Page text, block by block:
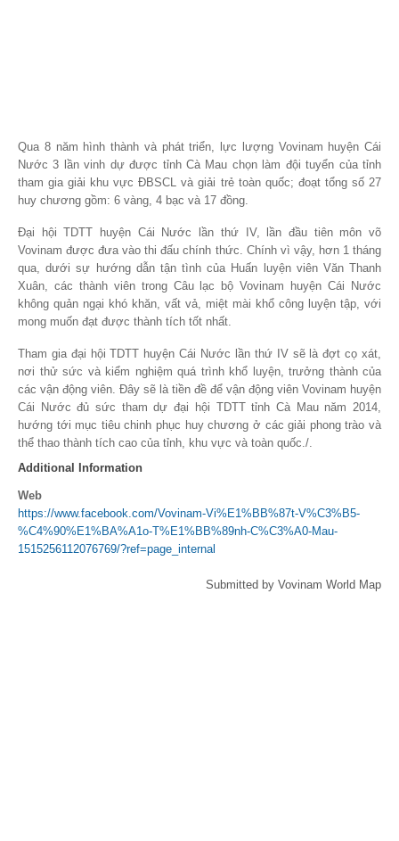
Qua 8 năm hình thành và phát triển, lực lượng Vovinam huyện Cái
Nước 3 lần vinh dự được tỉnh Cà Mau chọn làm đội tuyển của tỉnh
tham gia giải khu vực ĐBSCL và giải trẻ toàn quốc; đoạt tổng số 27
huy chương gồm: 6 vàng, 4 bạc và 17 đồng.
Đại hội TDTT huyện Cái Nước lần thứ IV, lần đầu tiên môn võ
Vovinam được đưa vào thi đấu chính thức. Chính vì vậy, hơn 1 tháng
qua, dưới sự hướng dẫn tận tình của Huấn luyện viên Văn Thanh
Xuân, các thành viên trong Câu lạc bộ Vovinam huyện Cái Nước
không quản ngại khó khăn, vất vả, miệt mài khổ công luyện tập, với
mong muốn đạt được thành tích tốt nhất.
Tham gia đại hội TDTT huyện Cái Nước lần thứ IV sẽ là đợt cọ xát,
nơi thử sức và kiểm nghiệm quá trình khổ luyện, trưởng thành của
các vận động viên. Đây sẽ là tiền đề để vận động viên Vovinam huyện
Cái Nước đủ sức tham dự đại hội TDTT tỉnh Cà Mau năm 2014,
hướng tới mục tiêu chinh phục huy chương ở các giải phong trào và
thể thao thành tích cao của tỉnh, khu vực và toàn quốc./.
Additional Information
Web
https://www.facebook.com/Vovinam-Vi%E1%BB%87t-V%C3%B5-
%C4%90%E1%BA%A1o-T%E1%BB%89nh-C%C3%A0-Mau-
1515256112076769/?ref=page_internal
Submitted by Vovinam World Map